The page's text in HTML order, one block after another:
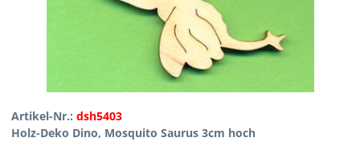
Artikel-Nr.:dsh5403
Holz-Deko Dino, Mosquito Saurus 3cm hoch